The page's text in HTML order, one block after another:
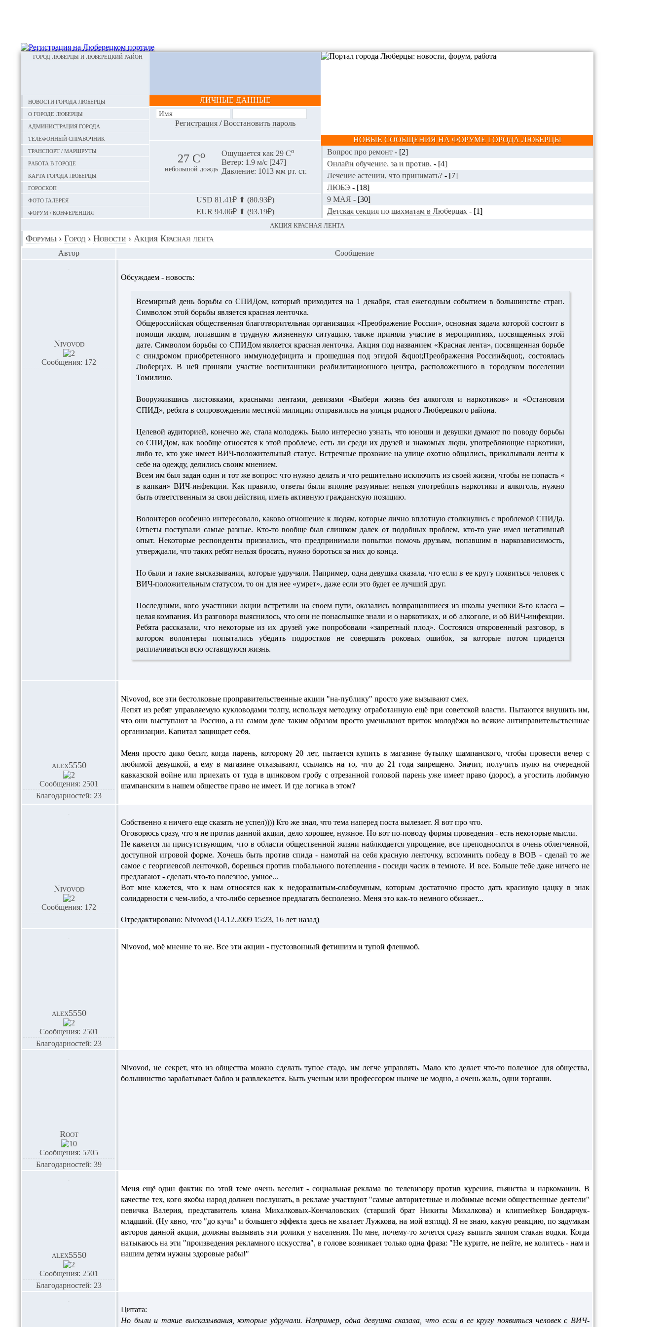
ГОРОД ЛЮБЕРЦЫ И ЛЮБЕРЕЦКИЙ РАЙОН
Новости города Люберцы
О городе Люберцы
Администрация города
Телефонный справочник
Транспорт / маршруты
Работа в городе
Карта города Люберцы
Гороскоп
Фото галерея
Форум / конференция
ЛИЧНЫЕ ДАННЫЕ
Регистрация/Восстановить пароль
27 Сo
небольшой дождь
Ощущается как 29 Сo
Ветер: 1.9 м/с [247]
Давление: 1013 мм рт. ст.
USD 81.41₽ ⬆ (80.93₽)
EUR 94.06₽ ⬆ (93.19₽)
НОВЫЕ СООБЩЕНИЯ НА ФОРУМЕ ГОРОДА ЛЮБЕРЦЫ
Вопрос про ремонт - [2]
Онлайн обучение. за и против. - [4]
Лечение астении, что принимать? - [7]
ЛЮБЭ - [18]
9 МАЯ - [30]
Детская секция по шахматам в Люберцах - [1]
АКЦИЯ КРАСНАЯ ЛЕНТА
Форумы › Город › Новости › Акция Красная лента
Автор Сообщение
Nivovod
Сообщения: 172
Обсуждаем - новость:
Всемирный день борьбы со СПИДом, который приходится на 1 декабря, стал ежегодным событием в большинстве стран.
Символом этой борьбы является красная ленточка.
Общероссийская общественная благотворительная организация «Преображение России», основная задача которой состоит в
помощи людям, попавшим в трудную жизненную ситуацию, также приняла участие в мероприятиях, посвященных этой
дате. Символом борьбы со СПИДом является красная ленточка. Акция под названием «Красная лента», посвященная борьбе
с синдромом приобретенного иммунодефицита и прошедшая под эгидой &quot;Преображения России&quot;, состоялась
Люберцах. В ней приняли участие воспитанники реабилитационного центра, расположенного в городском поселении
Томилино.
Вооружившись листовками, красными лентами, девизами «Выбери жизнь без алкоголя и наркотиков» и «Остановим
СПИД», ребята в сопровождении местной милиции отправились на улицы родного Люберецкого района.
Целевой аудиторией, конечно же, стала молодежь. Было интересно узнать, что юноши и девушки думают по поводу борьбы
со СПИДом, как вообще относятся к этой проблеме, есть ли среди их друзей и знакомых люди, употребляющие наркотики,
либо те, кто уже имеет ВИЧ-положительный статус. Встречные прохожие на улице охотно общались, прикалывали ленты к
себе на одежду, делились своим мнением.
Всем им был задан один и тот же вопрос: что нужно делать и что решительно исключить из своей жизни, чтобы не попасть «
в капкан» ВИЧ-инфекции. Как правило, ответы были вполне разумные: нельзя употреблять наркотики и алкоголь, нужно
быть ответственным за свои действия, иметь активную гражданскую позицию.
Волонтеров особенно интересовало, каково отношение к людям, которые лично вплотную столкнулись с проблемой СПИДа.
Ответы поступали самые разные. Кто-то вообще был слишком далек от подобных проблем, кто-то уже имел негативный
опыт. Некоторые респонденты признались, что предпринимали попытки помочь друзьям, попавшим в наркозависимость,
утверждали, что таких ребят нельзя бросать, нужно бороться за них до конца.
Но были и такие высказывания, которые удручали. Например, одна девушка сказала, что если в ее кругу появиться человек с
ВИЧ-положительным статусом, то он для нее «умрет», даже если это будет ее лучший друг.
Последними, кого участники акции встретили на своем пути, оказались возвращавшиеся из школы ученики 8-го класса –
целая компания. Из разговора выяснилось, что они не понаслышке знали и о наркотиках, и об алкоголе, и об ВИЧ-инфекции.
Ребята рассказали, что некоторые из их друзей уже попробовали «запретный плод». Состоялся откровенный разговор, в
котором волонтеры попытались убедить подростков не совершать роковых ошибок, за которые потом придется
расплачиваться всю оставшуюся жизнь.
alex5550
Сообщения: 2501
Благодарностей: 23
Nivovod, все эти бестолковые проправительственные акции "на-публику" просто уже вызывают смех.
Лепят из ребят управляемую кукловодами толпу, используя методику отработанную ещё при советской власти. Пытаются внушить им,
что они выступают за Россию, а на самом деле таким образом просто уменьшают приток молодёжи во всякие антиправительственные
организации. Капитал защищает себя.
Меня просто дико бесит, когда парень, которому 20 лет, пытается купить в магазине бутылку шампанского, чтобы провести вечер с
любимой девушкой, а ему в магазине отказывают, ссылаясь на то, что до 21 года запрещено. Значит, получить пулю на очередной
кавказской войне или приехать от туда в цинковом гробу с отрезанной головой парень уже имеет право (дорос), а угостить любимую
шампанским в нашем обществе право не имеет. И где логика в этом?
Nivovod
Сообщения: 172
Собственно я ничего еще сказать не успел)))) Кто же знал, что тема наперед поста вылезает. Я вот про что.
Оговорюсь сразу, что я не против данной акции, дело хорошее, нужное. Но вот по-поводу формы проведения - есть некоторые мысли.
Не кажется ли присутствующим, что в области общественной жизни наблюдается упрощение, все преподносится в очень облегченной,
доступной игровой форме. Хочешь быть против спида - намотай на себя красную ленточку, вспомнить победу в ВОВ - сделай то же
самое с георгиевсой ленточкой, борешься против глобального потепления - посиди часик в темноте. И все. Больше тебе даже ничего не
предлагают - сделать что-то полезное, умное...
Вот мне кажется, что к нам относятся как к недоразвитым-слабоумным, которым достаточно просто дать красивую цацку в знак
солидарности с чем-либо, а что-либо серьезное предлагать бесполезно. Меня это как-то немного обижает...
Отредактировано: Nivovod (14.12.2009 15:23, 16 лет назад)
alex5550
Сообщения: 2501
Благодарностей: 23
Nivovod, моё мнение то же. Все эти акции - пустозвонный фетишизм и тупой флешмоб.
Root
Сообщения: 5705
Благодарностей: 39
Nivovod,не секрет, что из общества можно сделать тупое стадо, им легче управлять. Мало кто делает что-то полезное для общества,
большинство зарабатывает бабло и развлекается. Быть ученым или профессором нынче не модно, а очень жаль, одни торгаши.
alex5550
Сообщения: 2501
Благодарностей: 23
Меня ещё один фактик по этой теме очень веселит - социальная реклама по телевизору против курения, пьянства и наркомании. В
качестве тех, кого якобы народ должен послушать, в рекламе участвуют "самые авторитетные и любимые всеми общественные деятели"
певичка Валерия, представитель клана Михалковых-Кончаловских (старший брат Никиты Михалкова) и клипмейкер Бондарчук-
младший. (Ну явно, что "до кучи" и большего эффекта здесь не хватает Лужкова, на мой взгляд). Я не знаю, какую реакцию, по задумкам
авторов данной акции, должны вызывать эти ролики у населения. Но мне, почему-то хочется сразу выпить залпом стакан водки. Когда
натыкаюсь на эти "произведения рекламного искусства", в голове возникает только одна фраза: "Не курите, не пейте, не колитесь - нам и
нашим детям нужны здоровые рабы!"
Цитата:
Но были и такие высказывания, которые удручали. Например, одна девушка сказала, что если в ее кругу появиться человек с ВИЧ-